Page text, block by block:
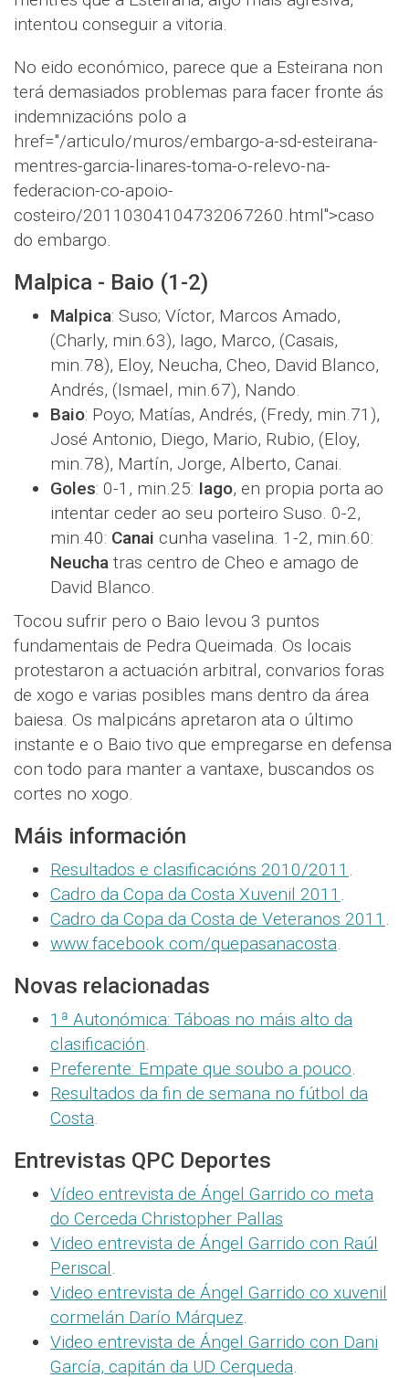
intentou conseguir a vitoria.
No eido económico, parece que a Esteirana non
terá demasiados problemas para facer fronte ás
indemnizacións polo a
href="/articulo/muros/embargo-a-sd-esteirana-
mentres-garcia-linares-toma-o-relevo-na-
federacion-co-apoio-
costeiro/20110304104732067260.html">caso
do embargo.
Malpica - Baio (1-2)
Malpica: Suso; Víctor, Marcos Amado,
(Charly, min.63), Iago, Marco, (Casais,
min.78), Eloy, Neucha, Cheo, David Blanco,
Andrés, (Ismael, min.67), Nando.
Baio: Poyo; Matías, Andrés, (Fredy, min.71),
José Antonio, Diego, Mario, Rubio, (Eloy,
min.78), Martín, Jorge, Alberto, Canai.
Goles: 0-1, min.25: Iago, en propia porta ao
intentar ceder ao seu porteiro Suso. 0-2,
min.40: Canai cunha vaselina. 1-2, min.60:
Neucha tras centro de Cheo e amago de
David Blanco.
Tocou sufrir pero o Baio levou 3 puntos
fundamentais de Pedra Queimada. Os locais
protestaron a actuación arbitral, convarios foras
de xogo e varias posibles mans dentro da área
baiesa. Os malpicáns apretaron ata o último
instante e o Baio tivo que empregarse en defensa
con todo para manter a vantaxe, buscandos os
cortes no xogo.
Máis información
Resultados e clasificacións 2010/2011 .
Cadro da Copa da Costa Xuvenil 2011 .
Cadro da Copa da Costa de Veteranos 2011 .
www.facebook.com/quepasanacosta.
Novas relacionadas
1ª Autonómica: Táboas no máis alto da
clasificación.
Preferente: Empate que soubo a pouco.
Resultados da fin de semana no fútbol da
Costa.
Entrevistas QPC Deportes
Vídeo entrevista de Ángel Garrido co meta
do Cerceda Christopher Pallas
Video entrevista de Ángel Garrido con Raúl
Periscal.
Video entrevista de Ángel Garrido co xuvenil
cormelán Darío Márquez.
Video entrevista de Ángel Garrido con Dani
García, capitán da UD Cerqueda.